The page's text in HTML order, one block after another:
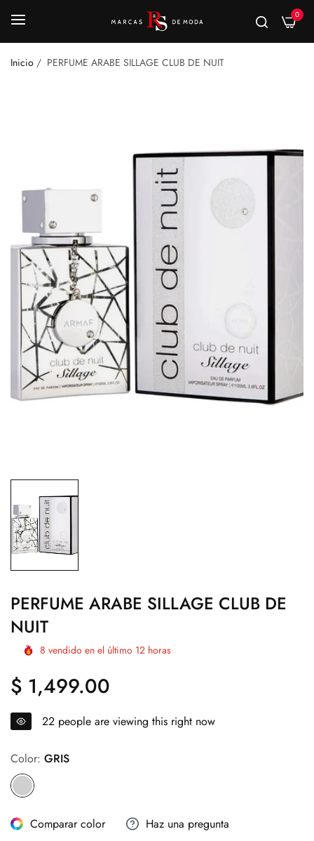
0
Inicio / PERFUME ARABE SILLAGE CLUB DE NUIT
PERFUME ARABE SILLAGE CLUB DE
NUIT
8 vendido en el último 12 horas
Precio
regular
$ 1,499.00
22 people are viewing this right now
Color: GRIS
Comparar color
Haz una pregunta